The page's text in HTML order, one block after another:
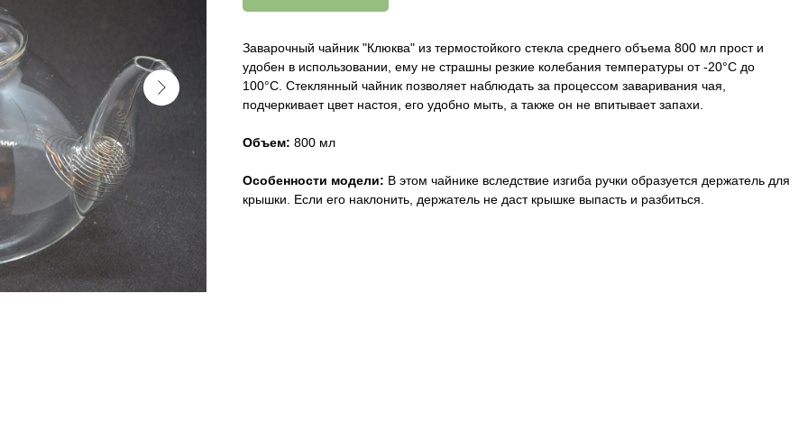
Заварочный чайник "Клюква" из термостойкого стекла среднего объема 800 мл прост и
удобен в использовании, ему не страшны резкие колебания температуры от -20°C до
100°C. Стеклянный чайник позволяет наблюдать за процессом заваривания чая,
подчеркивает цвет настоя, его удобно мыть, а также он не впитывает запахи.
Объем: 800 мл
Особенности модели: В этом чайнике вследствие изгиба ручки образуется держатель для
крышки. Если его наклонить, держатель не даст крышке выпасть и разбиться.